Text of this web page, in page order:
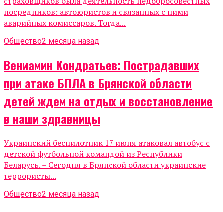
посредников: автоюристов и связанных с ними
аварийных комиссаров. Тогда...
Общество2 месяца назад
Вениамин Кондратьев: Пострадавших
при атаке БПЛА в Брянской области
детей ждем на отдых и восстановление
в наши здравницы
Украинский беспилотник 17 июня атаковал автобус с
детской футбольной командой из Республики
Беларусь. – Сегодня в Брянской области украинские
террористы...
Общество2 месяца назад